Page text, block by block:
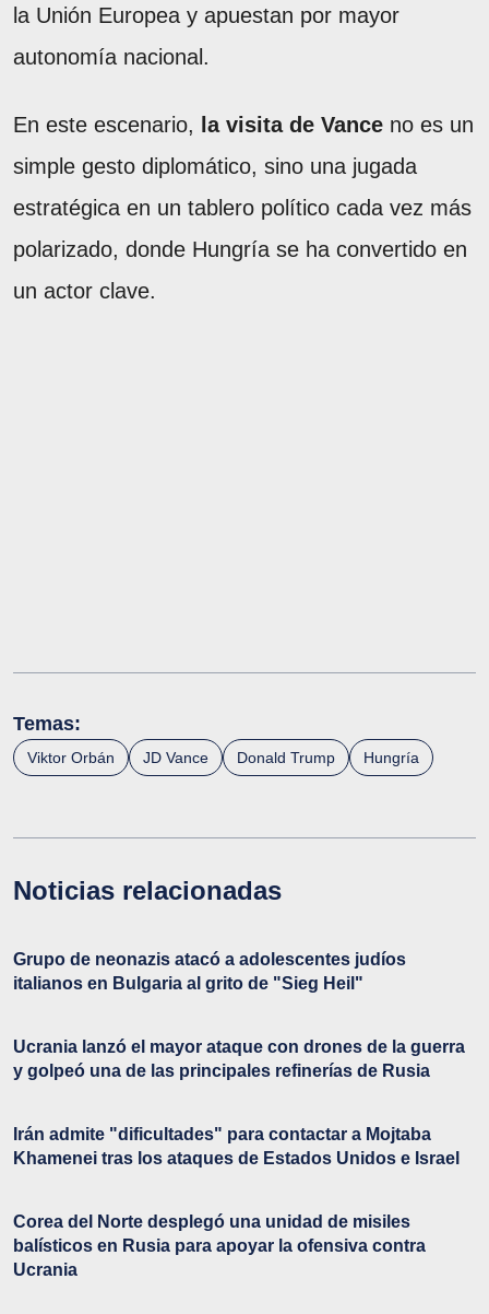
la Unión Europea y apuestan por mayor
autonomía nacional.
En este escenario, la visita de Vance no es un
simple gesto diplomático, sino una jugada
estratégica en un tablero político cada vez más
polarizado, donde Hungría se ha convertido en
un actor clave.
Temas:
Viktor Orbán JD Vance Donald Trump Hungría
Noticias relacionadas
Grupo de neonazis atacó a adolescentes judíos
italianos en Bulgaria al grito de "Sieg Heil"
Ucrania lanzó el mayor ataque con drones de la guerra
y golpeó una de las principales refinerías de Rusia
Irán admite "dificultades" para contactar a Mojtaba
Khamenei tras los ataques de Estados Unidos e Israel
Corea del Norte desplegó una unidad de misiles
balísticos en Rusia para apoyar la ofensiva contra
Ucrania